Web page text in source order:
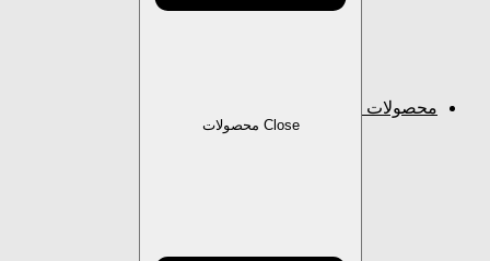
محصولات
Close محصولات